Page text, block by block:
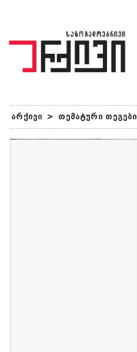
არქივი > თემატური თეგები